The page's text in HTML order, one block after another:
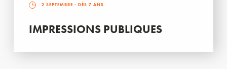
2 SEPTEMBRE - DÈS 7 ANS
IMPRESSIONS PUBLIQUES